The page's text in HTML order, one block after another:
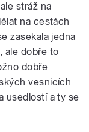
stráž na
na cestách
zasekala jedna
ale dobře to
dobře
vesnicích
usedlostí a ty se